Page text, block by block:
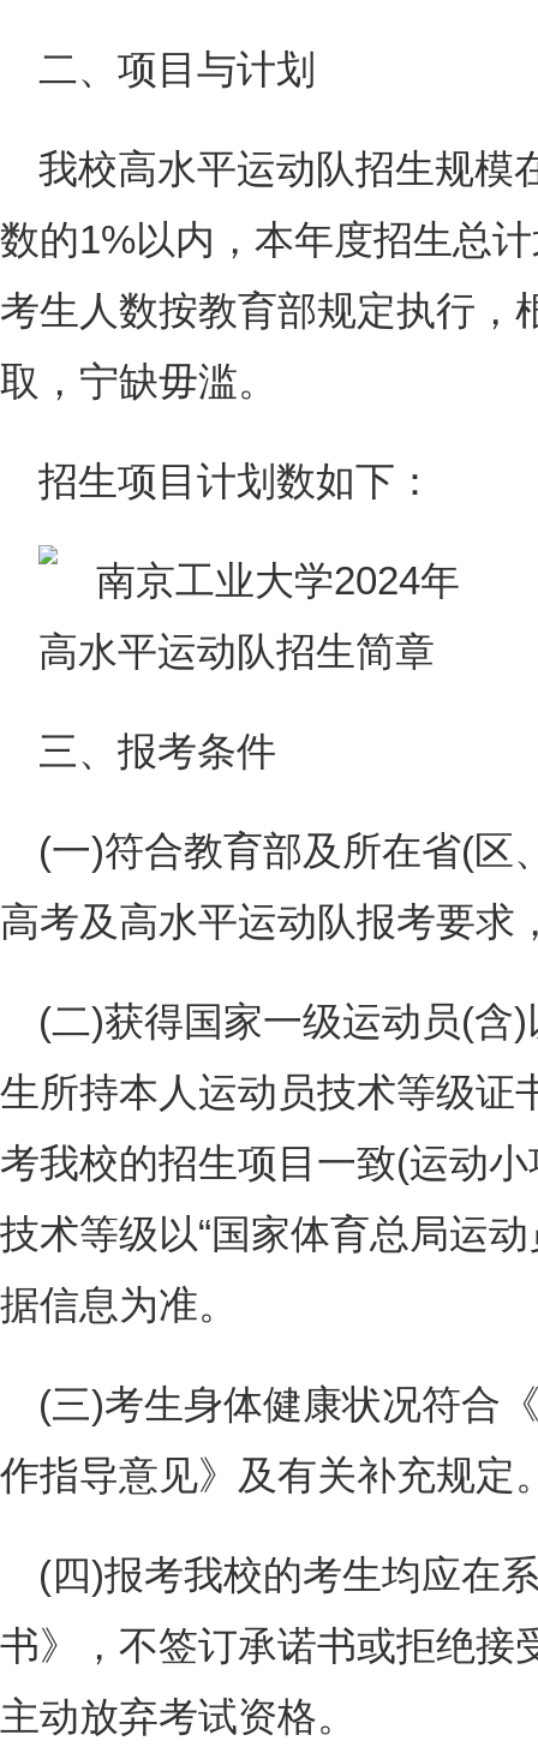
二、项目与计划
我校高水平运动队招生规模
数的1%以内，本年度招生总
考生人数按教育部规定执行，
取，宁缺毋滥。
招生项目计划数如下：
三、报考条件
(一)符合教育部及所在省(区
高考及高水平运动队报考要求
(二)获得国家一级运动员(含
生所持本人运动员技术等级证
考我校的招生项目一致(运动
技术等级以“国家体育总局运
据信息为准。
(三)考生身体健康状况符合
作指导意见》及有关补充规定
(四)报考我校的考生均应在
书》，不签订承诺书或拒绝接
主动放弃考试资格。